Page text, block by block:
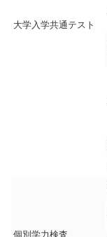
大学入学共通テスト
個別学力検査